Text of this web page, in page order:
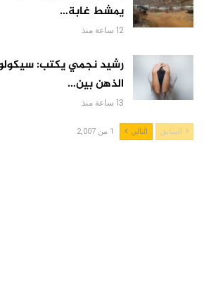
يمشط غابة…
12 ساعة منذ
رشيد نجمي يكتب:
الذهن بين…
13 ساعة منذ
السابق التالي 1 من 2,007